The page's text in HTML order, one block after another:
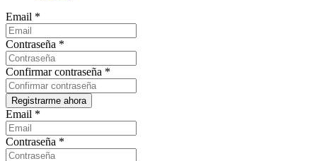
Email *
Contraseña *
Confirmar contraseña *
Email *
Contraseña *